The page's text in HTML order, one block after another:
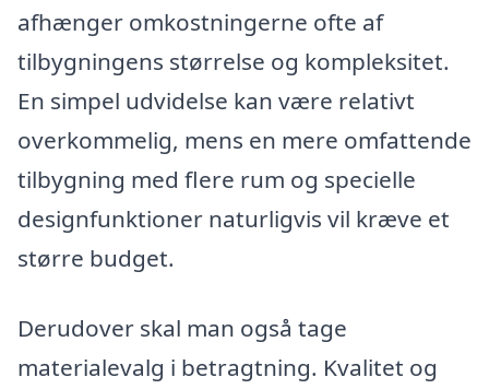
afhænger omkostningerne ofte af
tilbygningens størrelse og kompleksitet.
En simpel udvidelse kan være relativt
overkommelig, mens en mere omfattende
tilbygning med flere rum og specielle
designfunktioner naturligvis vil kræve et
større budget.
Derudover skal man også tage
materialevalg i betragtning. Kvalitet og